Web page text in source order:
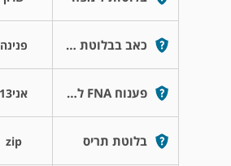
כאב בבלוטת הלמפה בצואר פנינה
פענוח FNA לבלוטת התריס אני13
בלוטת תריס zip